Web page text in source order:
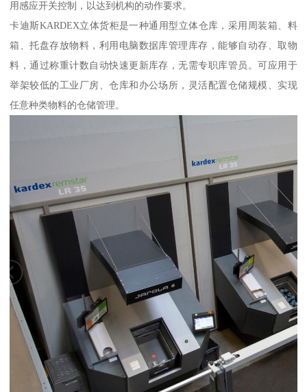
用感应开关控制，以达到机构的动作要求。
卡迪斯KARDEX立体货柜是一种通用型立体仓库，采用周装箱、料
箱、托盘存放物料，利用电脑数据库管理库存，能够自动存、取物
料，通过称重计数自动快速更新库存，无需专职库管员。可应用于
举架较低的工业厂房、仓库和办公场所，灵活配置仓储规模、实现
任意种类物料的仓储管理。